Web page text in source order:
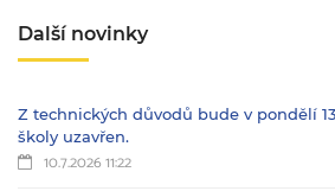
Další novinky
Z technických důvodů bude v pondělí
školy uzavřen.
10.7.2026 11:22